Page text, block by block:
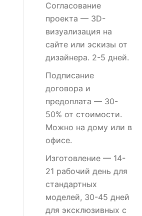
Согласование
проекта — 3D-
визуализация на
сайте или эскизы от
дизайнера. 2-5 дней.
Подписание
договора и
предоплата — 30-
50% от стоимости.
Можно на дому или в
офисе.
Изготовление — 14-
21 рабочий день для
стандартных
моделей, 30-45 дней
для эксклюзивных с